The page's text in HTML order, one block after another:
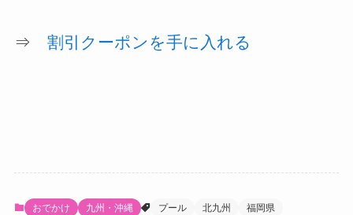
⇒ 割引クーポンを手に入れる
おでかけ 九州・沖縄 プール 北九州 福岡県